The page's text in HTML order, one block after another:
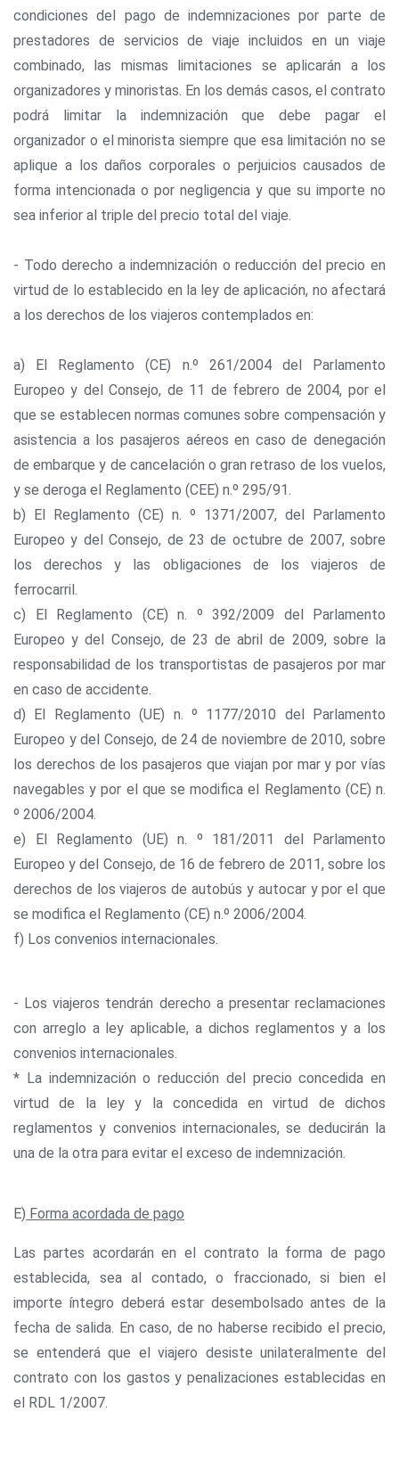
condiciones del pago de indemnizaciones por parte de
prestadores de servicios de viaje incluidos en un viaje
combinado, las mismas limitaciones se aplicarán a los
organizadores y minoristas. En los demás casos, el contrato
podrá limitar la indemnización que debe pagar el
organizador o el minorista siempre que esa limitación no se
aplique a los daños corporales o perjuicios causados de
forma intencionada o por negligencia y que su importe no
sea inferior al triple del precio total del viaje.
- Todo derecho a indemnización o reducción del precio en
virtud de lo establecido en la ley de aplicación, no afectará
a los derechos de los viajeros contemplados en:
a) El Reglamento (CE) n.º 261/2004 del Parlamento
Europeo y del Consejo, de 11 de febrero de 2004, por el
que se establecen normas comunes sobre compensación y
asistencia a los pasajeros aéreos en caso de denegación
de embarque y de cancelación o gran retraso de los vuelos,
y se deroga el Reglamento (CEE) n.º 295/91.
b) El Reglamento (CE) n. º 1371/2007, del Parlamento
Europeo y del Consejo, de 23 de octubre de 2007, sobre
los derechos y las obligaciones de los viajeros de
ferrocarril.
c) El Reglamento (CE) n. º 392/2009 del Parlamento
Europeo y del Consejo, de 23 de abril de 2009, sobre la
responsabilidad de los transportistas de pasajeros por mar
en caso de accidente.
d) El Reglamento (UE) n. º 1177/2010 del Parlamento
Europeo y del Consejo, de 24 de noviembre de 2010, sobre
los derechos de los pasajeros que viajan por mar y por vías
navegables y por el que se modifica el Reglamento (CE) n.
º 2006/2004.
e) El Reglamento (UE) n. º 181/2011 del Parlamento
Europeo y del Consejo, de 16 de febrero de 2011, sobre los
derechos de los viajeros de autobús y autocar y por el que
se modifica el Reglamento (CE) n.º 2006/2004.
f) Los convenios internacionales.
- Los viajeros tendrán derecho a presentar reclamaciones
con arreglo a ley aplicable, a dichos reglamentos y a los
convenios internacionales.
* La indemnización o reducción del precio concedida en
virtud de la ley y la concedida en virtud de dichos
reglamentos y convenios internacionales, se deducirán la
una de la otra para evitar el exceso de indemnización.
E) Forma acordada de pago
Las partes acordarán en el contrato la forma de pago
establecida, sea al contado, o fraccionado, si bien el
importe íntegro deberá estar desembolsado antes de la
fecha de salida. En caso, de no haberse recibido el precio,
se entenderá que el viajero desiste unilateralmente del
contrato con los gastos y penalizaciones establecidas en
el RDL 1/2007.